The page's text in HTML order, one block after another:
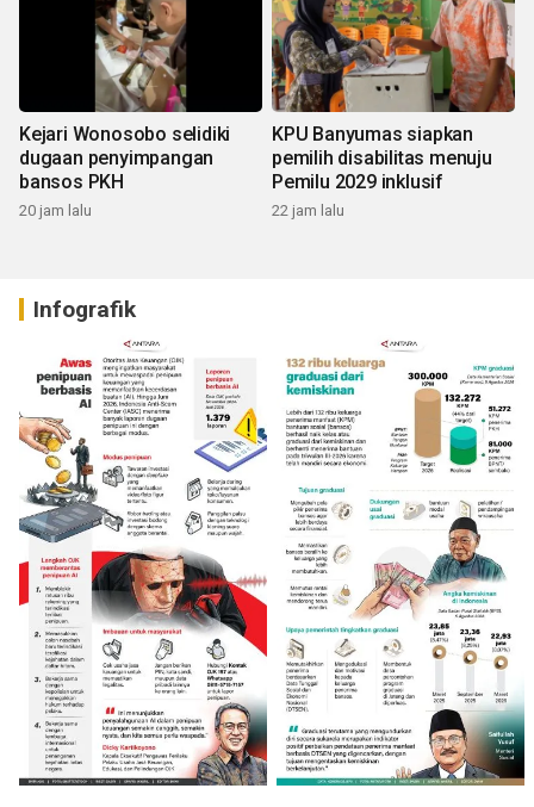
Kejari Wonosobo selidiki
dugaan penyimpangan
bansos PKH
20 jam lalu
KPU Banyumas siapkan
pemilih disabilitas menuju
Pemilu 2029 inklusif
22 jam lalu
Infografik